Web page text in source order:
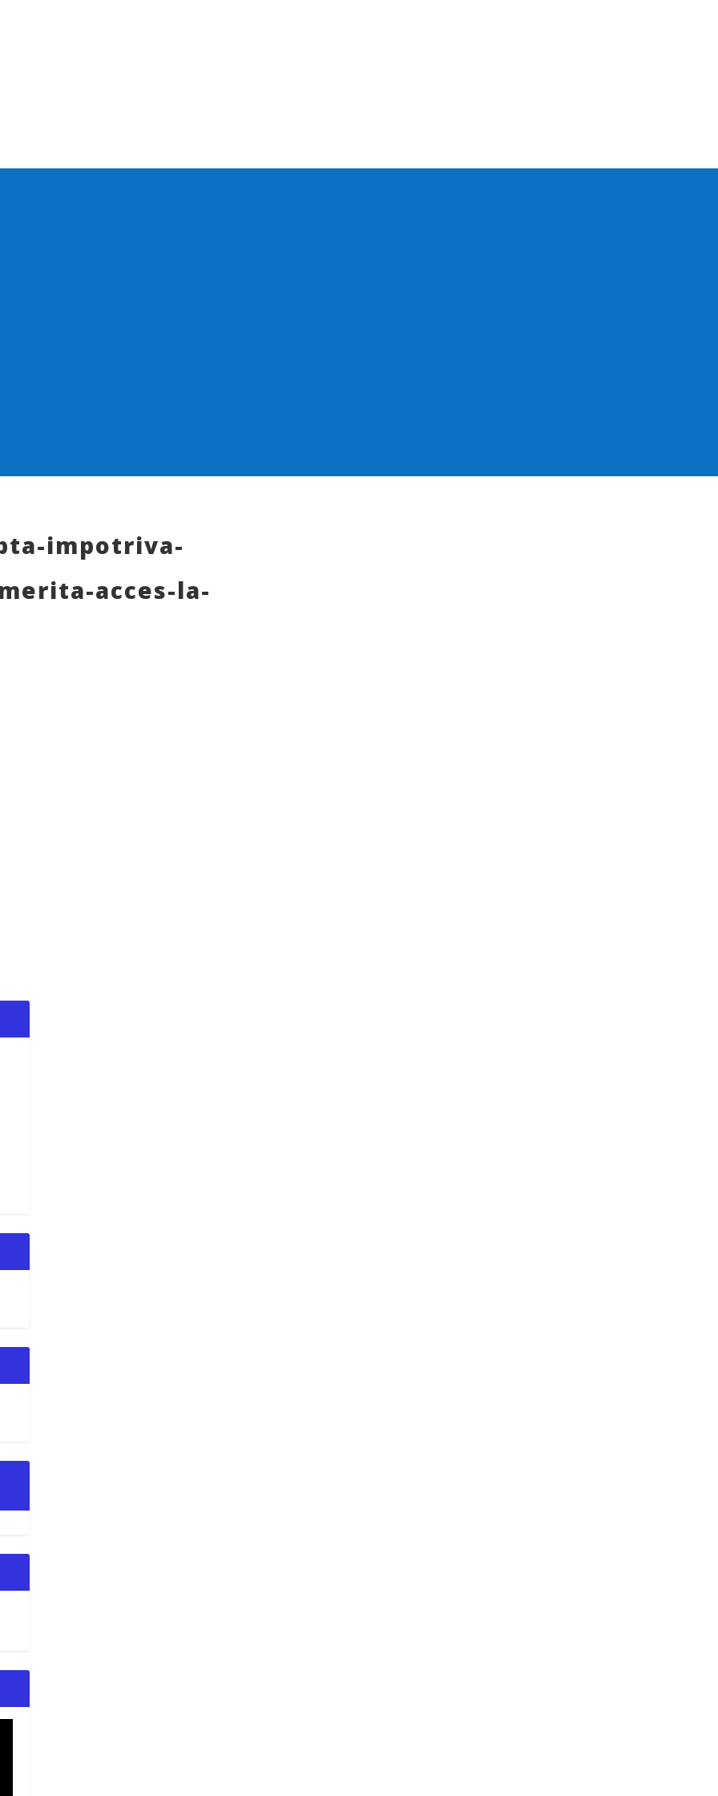
impotriva-
acces-la-